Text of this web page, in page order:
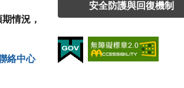
情況，
絡中⼼
安全防護與回復機制